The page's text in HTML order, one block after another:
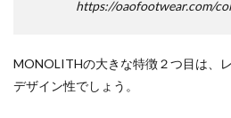
https://oaofootwear.com/
MONOLITHの大きな特徴２つ目は、
デザイン性でしょう。